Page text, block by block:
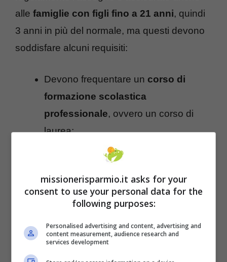
alle famiglie con figli fino a 21 anni, quindi
3 anni in più del normale, ma questi devono
soddisfare alcuni requisiti:
Devono frequentare un corso di
formazione scolastica
professionale, ovvero un corso di
laurea;
Devono star svolgendo un
ovvero un’attività lavorativa, e essere
in possesso di unreddito
complessivo inferiore a 8.000 euro
Devono essere registrati come
missionerisparmio.it asks for your
consent to use your personal data for the
following purposes:
Personalised advertising and content, advertising and
content measurement, audience research and
services development